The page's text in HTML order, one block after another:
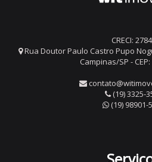
CRECI:
Rua Doutor Paulo Castro Pupo
Campinas/SP -
(19) 3325-
(19) 98901-